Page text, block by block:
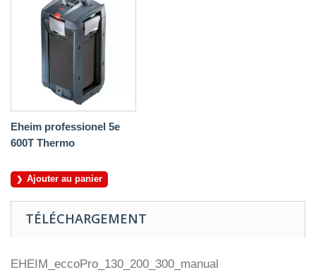
Eheim professionel 5e
600T Thermo
Ajouter au panier
TÉLÉCHARGEMENT
EHEIM_eccoPro_130_200_300_manual